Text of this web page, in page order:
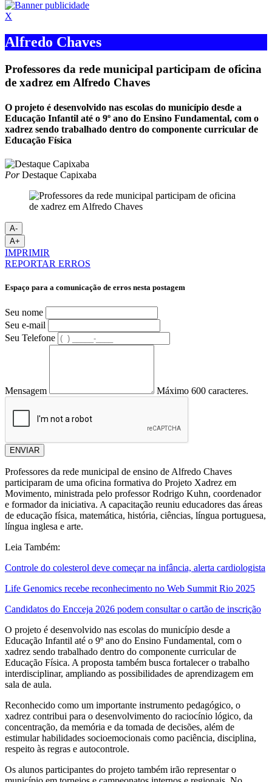
X
Alfredo Chaves
Professores da rede municipal participam de oficina
de xadrez em Alfredo Chaves
O projeto é desenvolvido nas escolas do município desde a
Educação Infantil até o 9º ano do Ensino Fundamental, com o
xadrez sendo trabalhado dentro do componente curricular de
Educação Física
PorDestaque Capixaba
A-
A+
IMPRIMIR
REPORTAR ERROS
Espaço para a comunicação de erros nesta postagem
Seu nome
Seu e-mail
Seu Telefone
Mensagem Máximo 600 caracteres.
ENVIAR
Professores da rede municipal de ensino de Alfredo Chaves
participaram de uma oficina formativa do Projeto Xadrez em
Movimento, ministrada pelo professor Rodrigo Kuhn, coordenador
e formador da iniciativa. A capacitação reuniu educadores das áreas
de educação física, matemática, história, ciências, língua portuguesa,
língua inglesa e arte.
Leia Também:
Controle do colesterol deve começar na infância, alerta cardiologista
Life Genomics recebe reconhecimento no Web Summit Rio 2025
Candidatos do Encceja 2026 podem consultar o cartão de inscrição
O projeto é desenvolvido nas escolas do município desde a
Educação Infantil até o 9º ano do Ensino Fundamental, com o
xadrez sendo trabalhado dentro do componente curricular de
Educação Física. A proposta também busca fortalecer o trabalho
interdisciplinar, ampliando as possibilidades de aprendizagem em
sala de aula.
Reconhecido como um importante instrumento pedagógico, o
xadrez contribui para o desenvolvimento do raciocínio lógico, da
concentração, da memória e da tomada de decisões, além de
estimular habilidades socioemocionais como paciência, disciplina,
respeito às regras e autocontrole.
Os alunos participantes do projeto também irão representar o